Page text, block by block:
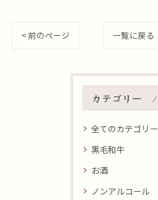
< 前のページ 一覧に戻る
カテゴリー
全てのカテゴリー
黒毛和牛
お酒
ノンアルコール